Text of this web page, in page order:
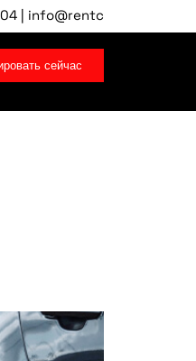
| Аэропорт
сейчас